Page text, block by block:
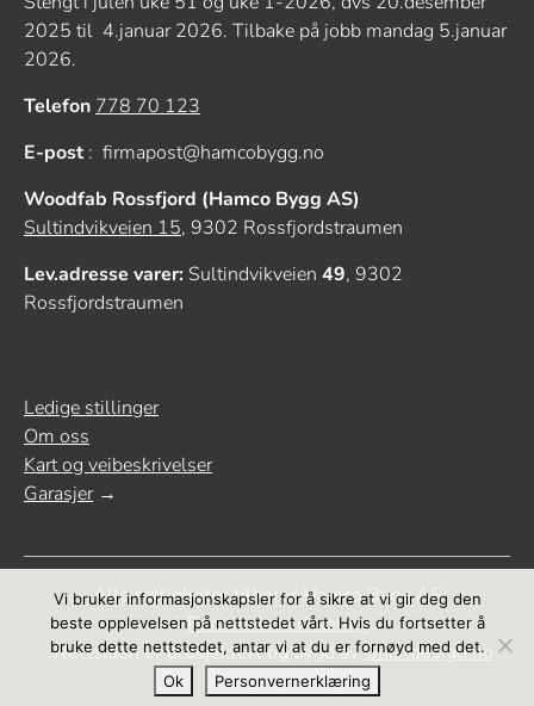
2025 til 4.januar 2026. Tilbake på jobb mandag 5.januar
2026.
Telefon 778 70 123
E-post: firmapost@hamcobygg.no
Woodfab Rossfjord (Hamco Bygg AS)
Sultindvikveien 15, 9302 Rossfjordstraumen
Lev.adresse varer: Sultindvikveien 49, 9302
Rossfjordstraumen
Ledige stillinger
Om oss
Kart og veibeskrivelser
Garasjer→
Alle rettigheter tilhører Hamco Bygg AS
Personvernerklæring
Nettsiden er prosjektert og bygd avGnistdesign.no
Vi bruker informasjonskapsler for å sikre at vi gir deg den
beste opplevelsen på nettstedet vårt. Hvis du fortsetter å
bruke dette nettstedet, antar vi at du er fornøyd med det.
Ok
Personvernerklæring